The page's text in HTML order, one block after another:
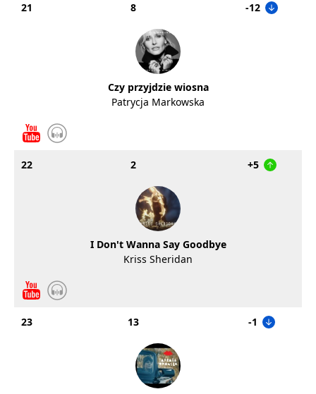
21 8 -12
Czy przyjdzie wiosna
Patrycja Markowska
22 2 +5
I Don't Wanna Say Goodbye
Kriss Sheridan
23 13 -1